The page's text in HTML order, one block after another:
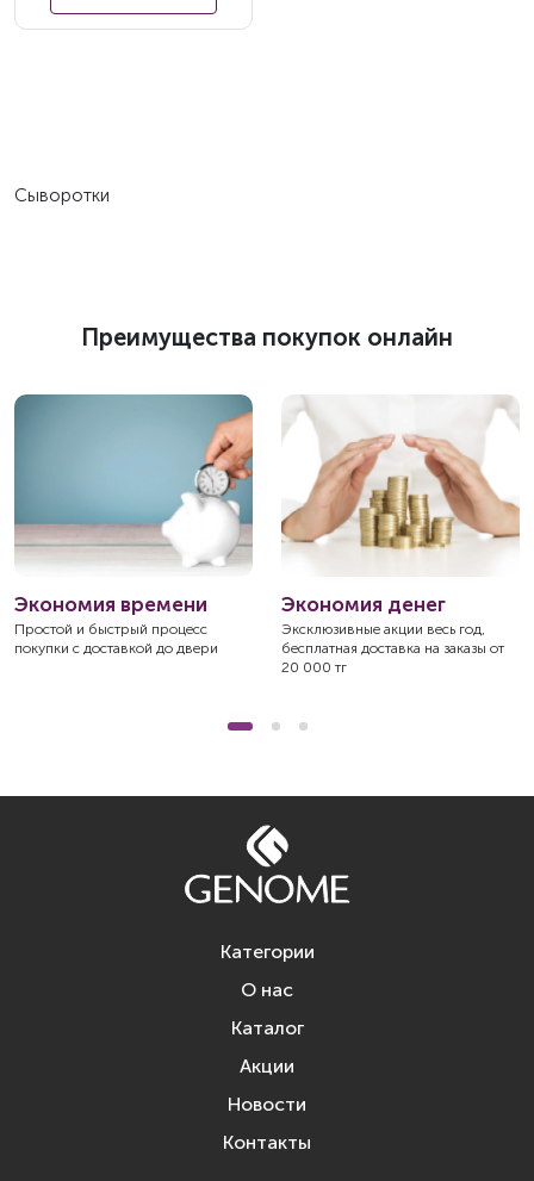
Сыворотки
Преимущества покупок онлайн
Экономия времени
Простой и быстрый процесс
покупки с доставкой до двери
Экономия денег
Эксклюзивные акции весь год,
бесплатная доставка на заказы от
20 000 тг
Категории
О нас
Каталог
Акции
Новости
Контакты